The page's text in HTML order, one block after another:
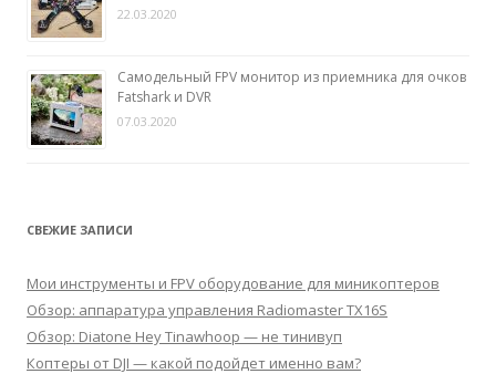
22.03.2020
Самодельный FPV монитор из приемника для очков
Fatshark и DVR
07.03.2020
СВЕЖИЕ ЗАПИСИ
Мои инструменты и FPV оборудование для миникоптеров
Обзор: аппаратура управления Radiomaster TX16S
Обзор: Diatone Hey Tinawhoop — не тинивуп
Коптеры от DJI — какой подойдет именно вам?